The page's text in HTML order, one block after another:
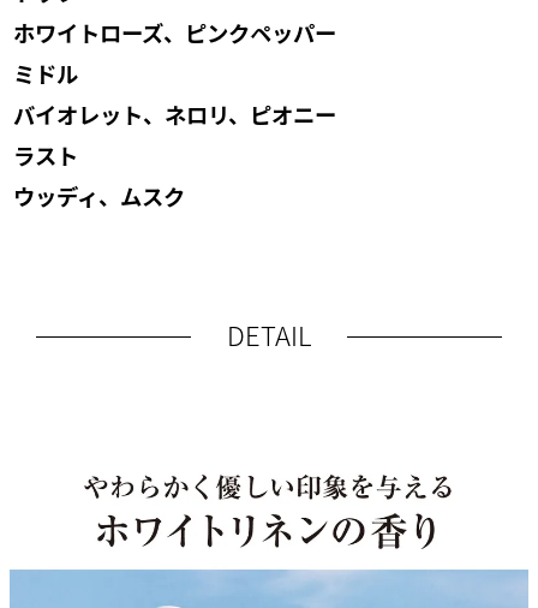
ホワイトローズ、ピンクペッパー
ミドル
バイオレット、ネロリ、ピオニー
ラスト
ウッディ、ムスク
DETAIL